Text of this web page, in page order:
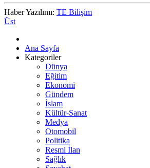
Haber Yazılımı: TE Bilişim
Üst
Ana Sayfa
Kategoriler
Dünya
Eğitim
Ekonomi
Gündem
İslam
Kültür-Sanat
Medya
Otomobil
Politika
Resmi İlan
Sağlık